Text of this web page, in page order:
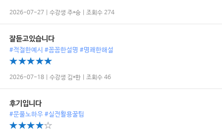
2026-07-27 | 수강생 주*승 | 조회수 274
잘듣고있습니다
#적절한예시 #꼼꼼한설명 #명쾌한해설
2026-07-18 | 수강생 김*한 | 조회수 46
후기입니다
#문풀노하우 #실전활용꿀팁